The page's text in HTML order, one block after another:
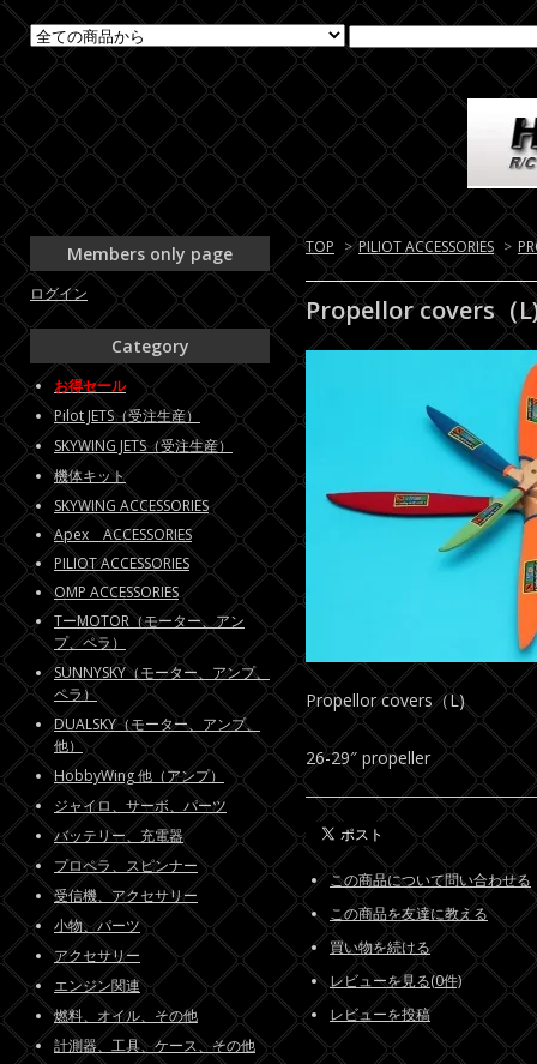
TOP > PILIOT ACCESSORIES >
Propellor covers（
Propellor covers（L)
26-29″ propeller
この商品について問い合わせる
この商品を友達に教える
買い物を続ける
レビューを見る(0件)
レビューを投稿
Members only page
ログイン
Category
お得セール
Pilot JETS（受注生産）
SKYWING JETS（受注生産）
機体キット
SKYWING ACCESSORIES
Apex ACCESSORIES
PILIOT ACCESSORIES
OMP ACCESSORIES
TーMOTOR（モーター、アン
プ、ペラ）
SUNNYSKY（モーター、アンプ、
ペラ）
DUALSKY（モーター、アンプ、
他）
HobbyWing 他（アンプ）
ジャイロ、サーボ、パーツ
バッテリー、充電器
プロペラ、スピンナー
受信機、アクセサリー
小物、パーツ
アクセサリー
エンジン関連
燃料、オイル、その他
計測器、工具、ケース、その他